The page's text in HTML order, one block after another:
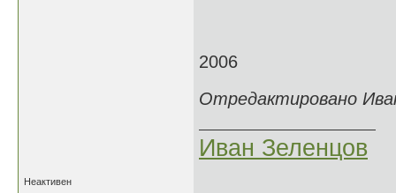
2006
Отредактировано
Иван Зеленцов
Неактивен